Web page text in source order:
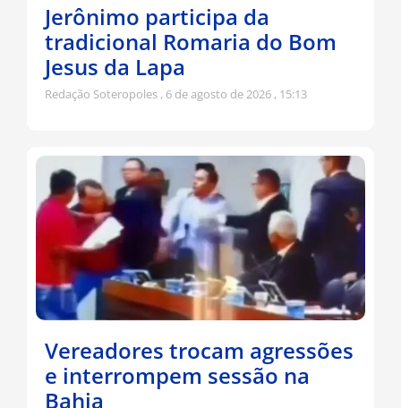
Jerônimo participa da
tradicional Romaria do Bom
Jesus da Lapa
Redação Soteropoles 6 de agosto de 2026 15:13
Vereadores trocam agressões
e interrompem sessão na
Bahia